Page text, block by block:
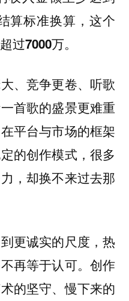
算标准换算，这个
过7000万。
、竞争更卷、听歌
首歌的盛景更难重
平台与市场的框架
的创作模式，很多
，却换不来过去那
更诚实的尺度，热
再等于认可。创作
的坚守、慢下来的